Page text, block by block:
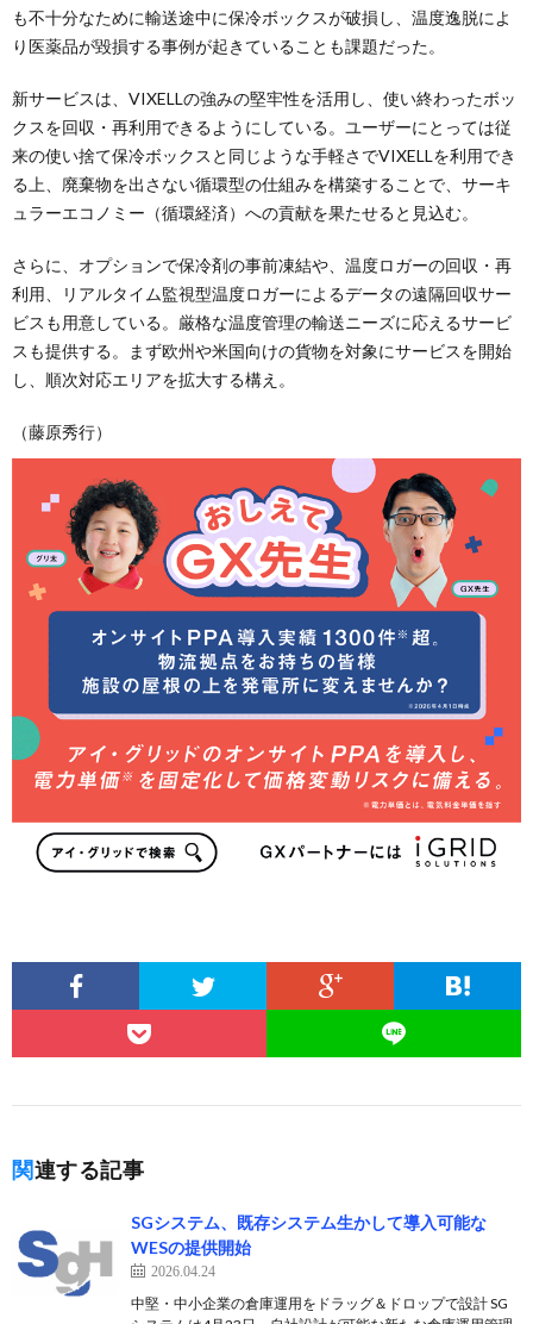
も不十分なために輸送途中に保冷ボックスが破損し、温度逸脱によ
り医薬品が毀損する事例が起きていることも課題だった。
新サービスは、VIXELLの強みの堅牢性を活用し、使い終わったボッ
クスを回収・再利用できるようにしている。ユーザーにとっては従
来の使い捨て保冷ボックスと同じような手軽さでVIXELLを利用でき
る上、廃棄物を出さない循環型の仕組みを構築することで、サーキ
ュラーエコノミー（循環経済）への貢献を果たせると見込む。
さらに、オプションで保冷剤の事前凍結や、温度ロガーの回収・再
利用、リアルタイム監視型温度ロガーによるデータの遠隔回収サー
ビスも用意している。厳格な温度管理の輸送ニーズに応えるサービ
スも提供する。まず欧州や米国向けの貨物を対象にサービスを開始
し、順次対応エリアを拡大する構え。
（藤原秀行）
関連する記事
SGシステム、既存システム生かして導入可能な
WESの提供開始
2026.04.24
中堅・中小企業の倉庫運用をドラッグ＆ドロップで設計 SG